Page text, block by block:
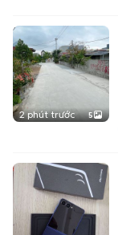
2 phút trước 5